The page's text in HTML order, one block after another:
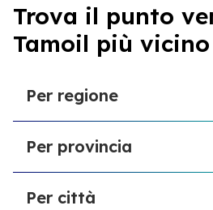
Trova il punto
Tamoil più
Per regione
Sardegna
Puglia
Sicilia
Per provincia
Provincia di Forlì-Cesena
Per città